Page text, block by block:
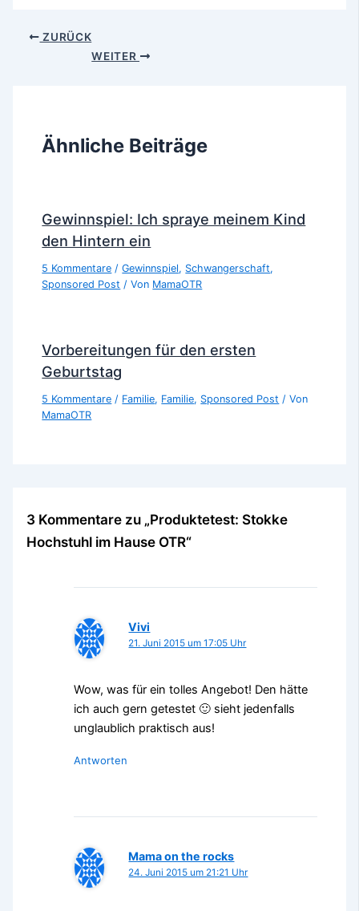
ZURÜCK
WEITER
Ähnliche Beiträge
Gewinnspiel: Ich spraye meinem Kind
den Hintern ein
5 Kommentare /Gewinnspiel, Schwangerschaft,
Sponsored Post / Von MamaOTR
Vorbereitungen für den ersten
Geburtstag
5 Kommentare / Familie, Familie, Sponsored Post / Von
MamaOTR
3 Kommentare zu „Produktetest: Stokke
Hochstuhl im Hause OTR“
Vivi
21. Juni 2015 um 17:05 Uhr
Wow, was für ein tolles Angebot! Den hätte
ich auch gern getestet 🙂 sieht jedenfalls
unglaublich praktisch aus!
Antworten
Mama on the rocks
24. Juni 2015 um 21:21 Uhr